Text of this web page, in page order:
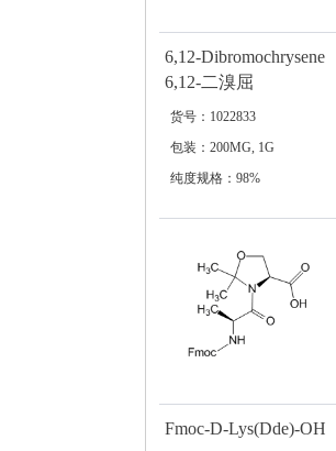
6,12-Dibromochrysene
6,12-二溴屈
货号：1022833
包装：200MG, 1G
纯度规格：98%
Fmoc-D-Lys(Dde)-OH